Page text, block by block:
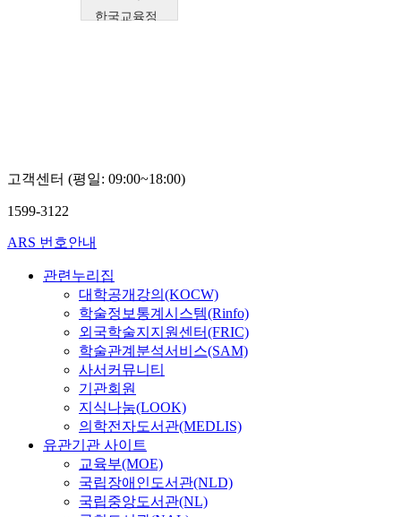
한국교육정
고객센터 (평일: 09:00~18:00)
1599-3122
ARS 번호안내
관련누리집
대학공개강의(KOCW)
학술정보통계시스템(Rinfo)
외국학술지지원센터(FRIC)
학술관계분석서비스(SAM)
사서커뮤니티
기관회원
지식나눔(LOOK)
의학전자도서관(MEDLIS)
유관기관 사이트
교육부(MOE)
국립장애인도서관(NLD)
국립중앙도서관(NL)